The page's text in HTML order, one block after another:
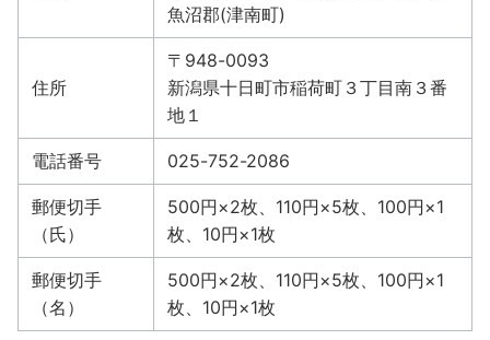
魚沼郡(津南町)
住所
〒948-0093
新潟県十日町市稲荷町３丁目南３番
地１
電話番号 025-752-2086
郵便切手
（氏）
500円×2枚、110円×5枚、100円×1
枚、10円×1枚
郵便切手
（名）
500円×2枚、110円×5枚、100円×1
枚、10円×1枚